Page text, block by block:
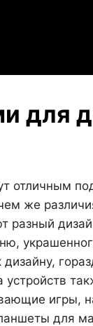
для
отличным
же
устройств
игры,
для